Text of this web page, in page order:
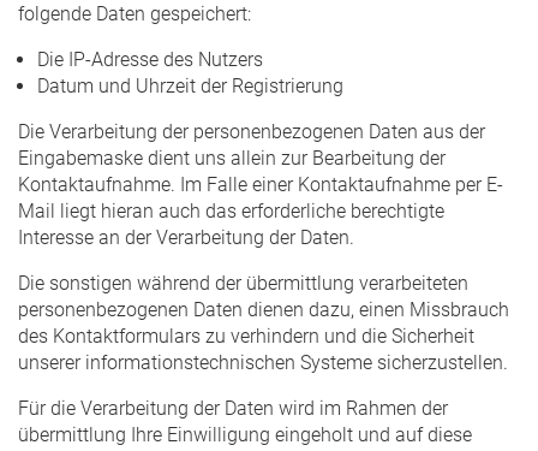
folgende Daten gespeichert:
Die IP-Adresse des Nutzers
Datum und Uhrzeit der Registrierung
Die Verarbeitung der personenbezogenen Daten aus der
Eingabemaske dient uns allein zur Bearbeitung der
Kontaktaufnahme. Im Falle einer Kontaktaufnahme per E-
Mail liegt hieran auch das erforderliche berechtigte
Interesse an der Verarbeitung der Daten.
Die sonstigen während der übermittlung verarbeiteten
personenbezogenen Daten dienen dazu, einen Missbrauch
des Kontaktformulars zu verhindern und die Sicherheit
unserer informationstechnischen Systeme sicherzustellen.
Für die Verarbeitung der Daten wird im Rahmen der
übermittlung Ihre Einwilligung eingeholt und auf diese